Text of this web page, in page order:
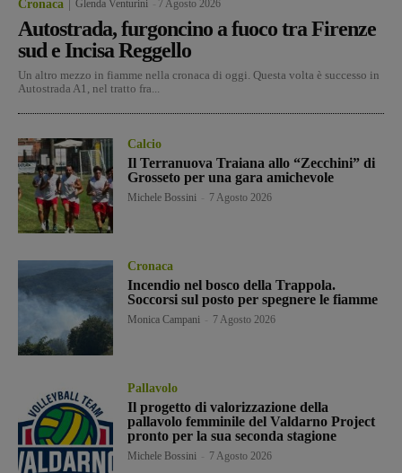
Cronaca Glenda Venturini 7 Agosto 2026
Autostrada, furgoncino a fuoco tra Firenze
sud e Incisa Reggello
Un altro mezzo in fiamme nella cronaca di oggi. Questa volta è successo in
Autostrada A1, nel tratto fra...
Calcio
Il Terranuova Traiana allo “Zecchini” di
Grosseto per una gara amichevole
Michele Bossini 7 Agosto 2026
Cronaca
Incendio nel bosco della Trappola.
Soccorsi sul posto per spegnere le fiamme
Monica Campani 7 Agosto 2026
Pallavolo
Il progetto di valorizzazione della
pallavolo femminile del Valdarno Project
pronto per la sua seconda stagione
Michele Bossini 7 Agosto 2026